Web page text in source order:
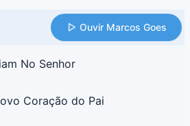
Ouvir Marcos Goes
No Senhor
Coração do Pai